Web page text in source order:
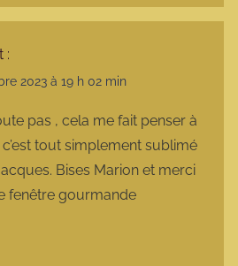
:
2023 à 19 h 02 min
pas , cela me fait penser à
tout simplement sublimé
Bises Marion et merci
fenêtre gourmande